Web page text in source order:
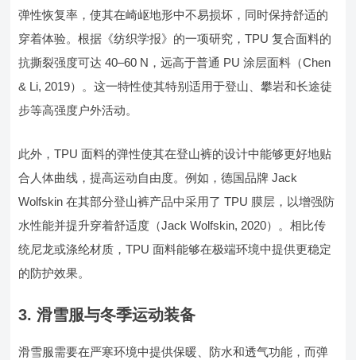
弹性恢复率，使其在崎岖地形中不易损坏，同时保持舒适的
穿着体验。根据《纺织学报》的一项研究，TPU 复合面料的
抗撕裂强度可达 40–60 N，远高于普通 PU 涂层面料（Chen
& Li, 2019）。这一特性使其特别适用于登山、攀岩和长途徒
步等高强度户外活动。
此外，TPU 面料的弹性使其在登山裤的设计中能够更好地贴
合人体曲线，提高运动自由度。例如，德国品牌 Jack
Wolfskin 在其部分登山裤产品中采用了 TPU 膜层，以增强防
水性能并提升穿着舒适度（Jack Wolfskin, 2020）。相比传
统尼龙或涤纶材质，TPU 面料能够在极端环境中提供更稳定
的防护效果。
3. 滑雪服与冬季运动装备
滑雪服需要在严寒环境中提供保暖、防水和透气功能，而弹